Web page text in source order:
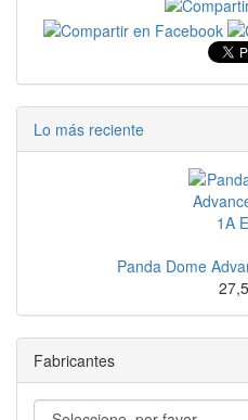
Lo más reciente
Panda Dome
Fabricantes